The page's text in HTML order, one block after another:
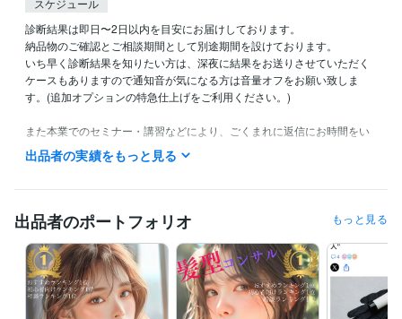
スケジュール
診断結果は即日〜2日以内を目安にお届けしております。
納品物のご確認とご相談期間として別途期間を設けております。
いち早く診断結果を知りたい方は、深夜に結果をお送りさせていただく
ケースもありますので通知音が気になる方は音量オフをお願い致しま
す。(追加オプションの特急仕上げをご利用ください。)
また本業でのセミナー・講習などにより、ごくまれに返信にお時間をい
ただく場合がございます。ご理解、ご協力の程よろしくお願いいたしま
す。
経験職種
経営・マネジメント / 経営者・CEO・COO
経営・マネジメント / 取締役・執行役員 経験年数 : 3年
ライフスタイル・その他 / 講師・インストラクター 経験年数 : 8年
ライフスタイル・その他 / 美容師・ネイリスト・美容家
経験年数 : 1
8年
出品者の実績をもっと見る
出品者のポートフォリオ もっと見る